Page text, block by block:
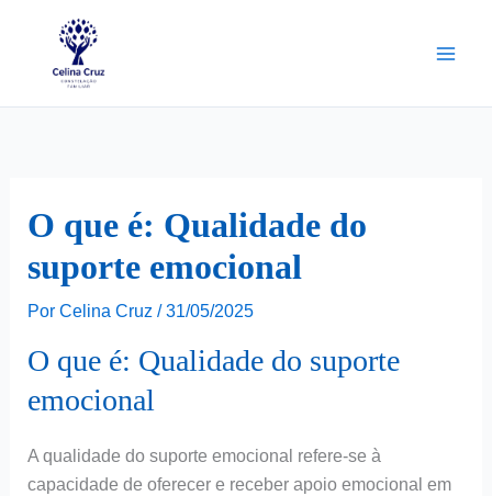
O que é: Qualidade do
suporte emocional
Por Celina Cruz / 31/05/2025
O que é: Qualidade do suporte
emocional
A qualidade do suporte emocional refere-se à
capacidade de oferecer e receber apoio emocional em